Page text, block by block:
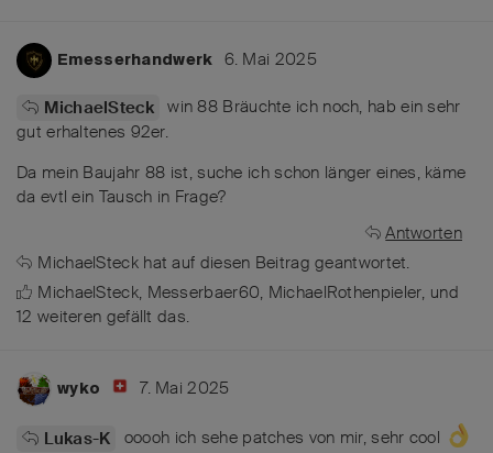
Emesserhandwerk 6. Mai 2025
MichaelSteck
win 88 Bräuchte ich noch, hab ein sehr
gut erhaltenes 92er.
Da mein Baujahr 88 ist, suche ich schon länger eines, käme
da evtl ein Tausch in Frage?
Antworten
MichaelSteck hat auf diesen Beitrag geantwortet.
MichaelSteck, Messerbaer60, MichaelRothenpieler, und
12 weiteren gefällt das.
wyko 7. Mai 2025
Lukas-K
ooooh ich sehe patches von mir, sehr cool